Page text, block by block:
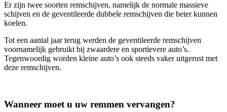
Er zijn twee soorten remschijven, namelijk de normale massieve
schijven en de geventileerde dubbele remschijven die beter kunnen
koelen.
Tot een aantal jaar terug werden de geventileerde remschijven
voornamelijk gebruikt bij zwaardere en sportievere auto’s.
Tegenwoordig worden kleine auto’s ook steeds vaker uitgerust met
deze remschijven.
Wanneer moet u uw remmen vervangen?